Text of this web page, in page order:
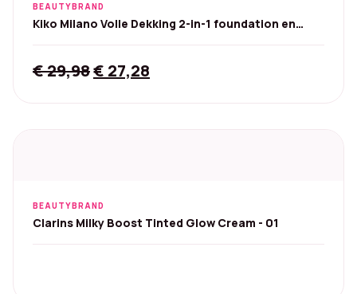
BEAUTYBRAND
Kiko Milano Volle Dekking 2-in-1 foundation en
€29,98Original
€ 27,28
BEAUTYBRAND
Clarins Milky Boost Tinted Glow Cream - 01